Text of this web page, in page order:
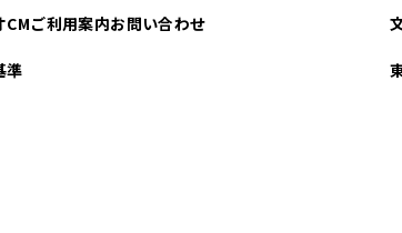
CMご利用案内
準
お問い合わせ